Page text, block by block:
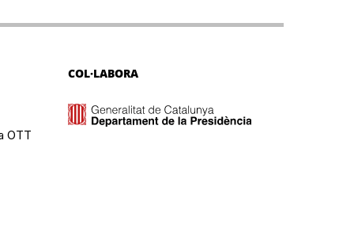
OTT
COL·LABORA